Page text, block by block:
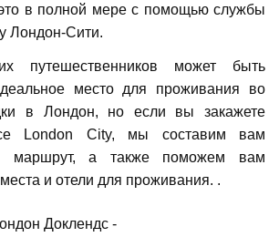
в полной мере с помощью службы
Лондон-Сити.
путешественников может быть
место для проживания во
в Лондон, но если вы закажете
London City, мы составим вам
маршрут, а также поможем вам
и отели для проживания. .
Доклендс -